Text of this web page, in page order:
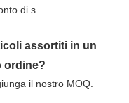
di s.
assortiti in un
ordine?
il nostro MOQ.